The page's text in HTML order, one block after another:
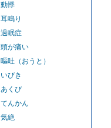
動悸
耳鳴り
過眠症
頭が痛い
嘔吐（おうと）
いびき
あくび
てんかん
気絶